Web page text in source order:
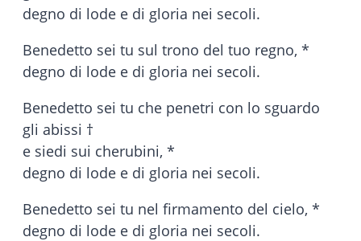
degno di lode e di gloria nei secoli.
Benedetto sei tu sul trono del tuo regno, *
degno di lode e di gloria nei secoli.
Benedetto sei tu che penetri con lo sguardo
gli abissi †
e siedi sui cherubini, *
degno di lode e di gloria nei secoli.
Benedetto sei tu nel firmamento del cielo, *
degno di lode e di gloria nei secoli.